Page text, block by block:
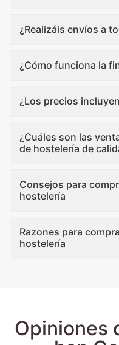
¿Realizáis envíos a
¿Cómo funciona la
¿Los precios
¿Cuáles son las
de hostelería de
Consejos para
hostelería
Razones para
hostelería
Opiniones